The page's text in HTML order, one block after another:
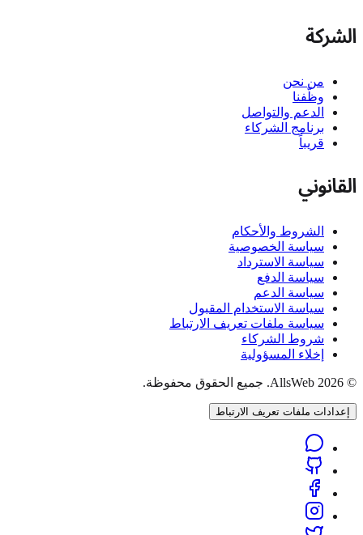
الشركة
من نحن
وظّفنا
الدعم والتواصل
برنامج الشركاء
قريباً
القانوني
الشروط والأحكام
سياسة الخصوصية
سياسة الاسترداد
سياسة الدفع
سياسة الدعم
سياسة الاستخدام المقبول
سياسة ملفات تعريف الارتباط
شروط الشركاء
إخلاء المسؤولية
© 2026 AllsWeb. جميع الحقوق محفوظة.
إعدادات ملفات تعريف الارتباط